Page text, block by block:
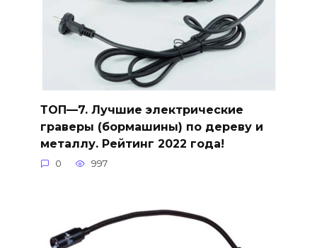
ТОП—7. Лучшие электрические
граверы (бормашины) по дереву и
металлу. Рейтинг 2022 года!
0 997